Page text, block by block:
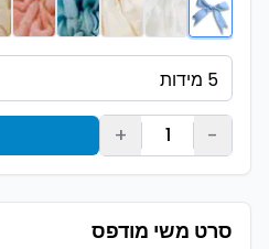
-
1
+
סרט משי מודפס